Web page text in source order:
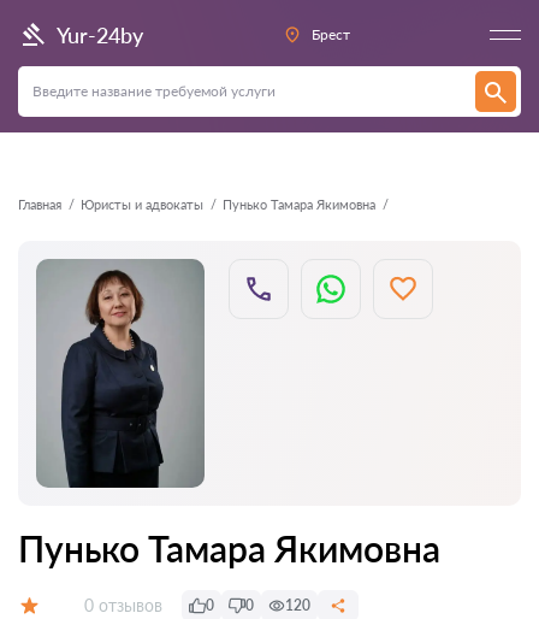
Yur-24by Брест
Главная Юристы и адвокаты Пунько Тамара Якимовна
Назад
Пунько Тамара Якимовна
Отзывов:
0 отзывов 0 0 120